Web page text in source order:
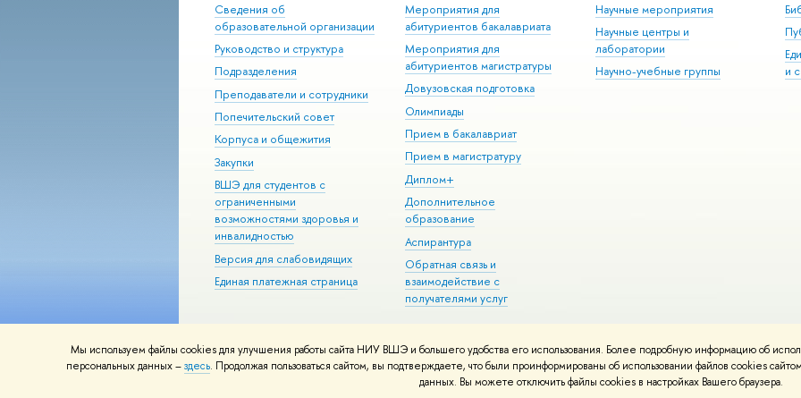
Мы используем файлы cookies для улучшения работы сайта НИУ ВШЭ и большего удобства его использования. Более подробную информацию об
персональных данных –здесь. Продолжая пользоваться сайтом, вы подтверждаете, что были проинформированы об использовании файлов cookies
данных. Вы можете отключить файлы cookies в настройках Вашего браузера.
Сведения об
образовательной организации
Руководство и структура
Подразделения
Преподаватели и сотрудники
Попечительский совет
Корпуса и общежития
Закупки
ВШЭ для студентов с
ограниченными
возможностями здоровья и
инвалидностью
Версия для слабовидящих
Единая платежная страница
Мероприятия для
абитуриентов бакалавриата
Мероприятия для
абитуриентов магистратуры
Довузовская подготовка
Олимпиады
Прием в бакалавриат
Прием в магистратуру
Диплом+
Дополнительное
образование
Аспирантура
Обратная связь и
взаимодействие с
получателями услуг
Научные мероприятия
Научные центры и
лаборатории
Научно-учебные группы
и
© НИУ ВШЭ 1993–2026 Адреса и контакты Условия использования материалов Политика
Шрифты HSE Sans и HSE Slab разработаны вШколе дизайна НИУ ВШЭ